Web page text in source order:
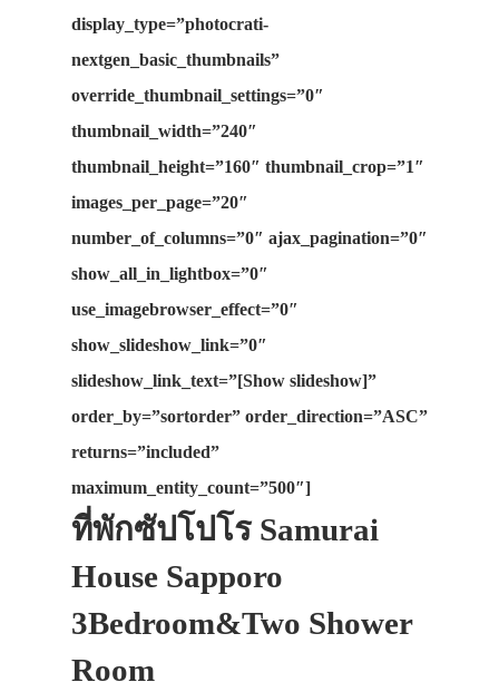
display_type=”photocrati-
nextgen_basic_thumbnails”
override_thumbnail_settings=”0″
thumbnail_width=”240″
thumbnail_height=”160″ thumbnail_crop=”1″
images_per_page=”20″
number_of_columns=”0″ ajax_pagination=”0″
show_all_in_lightbox=”0″
use_imagebrowser_effect=”0″
show_slideshow_link=”0″
slideshow_link_text=”[Show slideshow]”
order_by=”sortorder” order_direction=”ASC”
returns=”included”
maximum_entity_count=”500″]
ที่พักซัปโปโร Samurai
House Sapporo
3Bedroom&Two Shower
Room